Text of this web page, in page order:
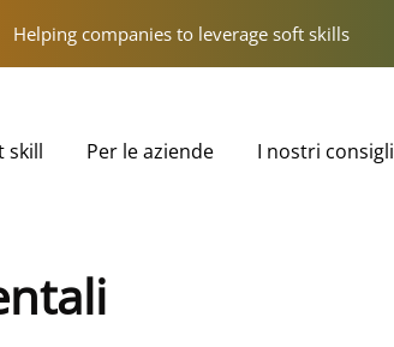
Helping companies to leverage soft skills
skill Per le aziende I nostri consigli